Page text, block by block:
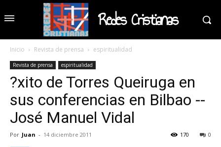
Redes Cristianas
Inicio Revista de prensa espiritualidad
Revista de prensa espiritualidad
?xito de Torres Queiruga en
sus conferencias en Bilbao --
José Manuel Vidal
Por Juan - 14 diciembre 2011 0
170